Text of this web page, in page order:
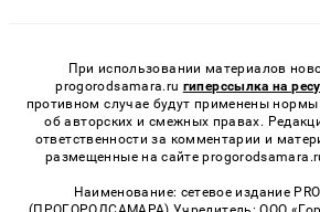
При использовании материалов
progorodsamara.ru гиперссылка на
противном случае будут применены
об авторских и смежных правах.
ответственности за комментарии и
размещенные на сайте
Наименование: сетевое издание